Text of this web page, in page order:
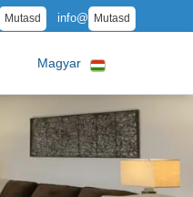
Mutasd info@ Mutasd
Magyar